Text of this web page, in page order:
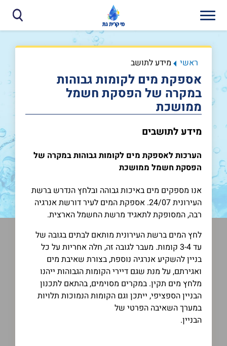
ראשי מידע לתושב
אספקת מים לקומות גבוהות
במקרה של הפסקת חשמל
ממושכת
מידע לתושבים
הערכות לאספקת מים לקומות גבוהות במקרה של
הפסקת חשמל ממושכת
אנו מספקים מים באיכות גבוהה ובלחץ הנדרש ברשת
העירונית 24/07. אספקת המים לעיר דורשת אנרגיה
רבה, המסופקת לתאגיד מרשת החשמל הארצית.
לחץ המים ברשת העירונית מותאם לבתים בגובה של
עד 3-4 קומות. מעבר לגובה זה, חלה אחריות על כל
בניין להשקיע אנרגיה נוספת, בצורת שאיבת מים
ואגירתם, על מנת שגם דיירי הקומות הגבוהות ייהנו
מלחץ מים תקין. במקרים מסוימים, בהתאם לתכנון
הבניין הספציפי, ייתכן וגם הקומות הנמוכות תלויות
במערך השאיבה הפרטי של
הבניין.